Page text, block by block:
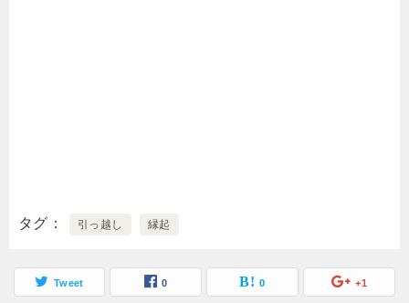
タグ 引っ越し 縁起
Tweet 0 0 +1